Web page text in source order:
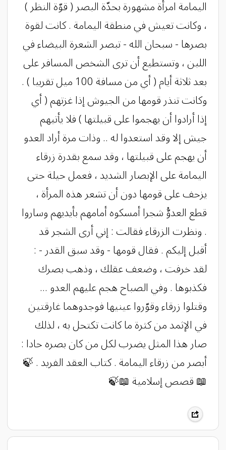
اليمامة امرأة مشهورة بحدّة البصر ( قوّة النظر )
، وكانت تعيش في منطقة اليمامة . كانت لقوة
بصرها - سبحان الله - تبصر الشعرة البيضاء في
اللبن ، وتستطيع أن ترى الشخص المسافر على
بعد ثلاثة أيام ( أي من مسافة 100 ميل تقريبا ) .
وكانت تنذر قومها من الجيوش إذا غزتهم ( أي
إذا أرادوا أن يهجموا على قبيلتها ) فلا يأتيهم
جيش إلا وقد استعدوا له .. وذات مرة أراد العدو
أن يهجم على قبيلتها ، وقد سمع بقدرة زرقاء
اليمامة على الإبصار الشديد ، فعمل حيلة حتى
يزحف على قومها دون أن تشعر هذه المرأة ،
قطع العدوُّ شجرا أمسكوه أمامهم بأيديهم وساروا
. ونظرت الزرقاء فقالت : إني أرى الشجر قد
أقبل إليكم . فقال قومها - وقد سبق القدر - :
لقد خرفت ، وضعف عقلك ، وذهب بصرك
فكذبوها . وفي الصباح هجم عليهم العدو ...
وقتلوا زرقاء وقوّروا عينيها فوجدوهما غارقتين
في الإثمد من كثرة ما كانت تكتحل به ، لذلك
صار هذا المثل يضرب لكل من كان بصره حادا :
أبصر من زرقاء اليمامة . كتاب العقد الفريد . ‏🍃
📖 قصص إسلامية 📖🍃